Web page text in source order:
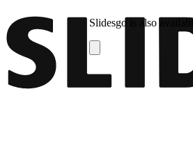
Slidesgo is also